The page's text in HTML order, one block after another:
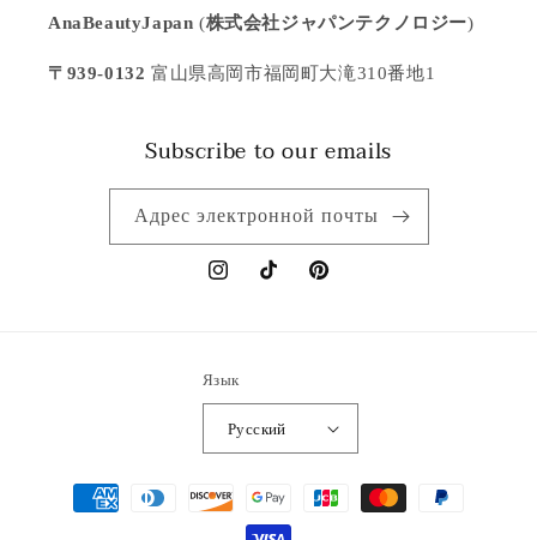
AnaBeautyJapan (株式会社ジャパンテクノロジー)
〒939-0132 富山県高岡市福岡町大滝310番地1
Subscribe to our emails
Адрес электронной почты
InstagramTikTok Pinterest
Язык
Русский
Способы
оплаты